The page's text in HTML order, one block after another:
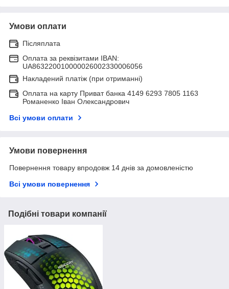
Умови оплати
Післяплата
Оплата за реквізитами IBAN:
UA863220010000026002330006056
Накладений платіж (при отриманні)
Оплата на карту Приват банка 4149 6293 7805 1163
Романенко Іван Олександрович
Всі умови оплати
Умови повернення
Повернення товару впродовж 14 днів за домовленістю
Всі умови повернення
Подібні товари компанії